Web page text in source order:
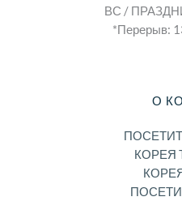
ВС /
*Перерыв:
О
КОРЕЯ